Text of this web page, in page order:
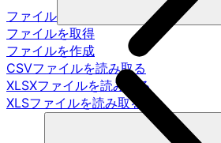
ファイル
ファイルを取得
ファイルを作成
CSVファイルを読み取る
XLSXファイルを読み取る
XLSファイルを読み取る